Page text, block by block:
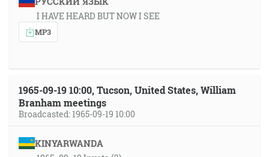
I HAVE HEARD BUT NOW I SEE
MP3
1965-09-19 10:00, Tucson, United States, William
Branham meetings
Broadcasted: 1965-09-19 10:00
KINYARWANDA